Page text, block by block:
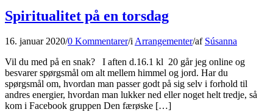
Spiritualitet på en torsdag
16. januar 2020/0 Kommentarer/iArrangementer/af Súsanna
Vil du med på en snak? I aften d.16.1 kl 20 går jeg online og
besvarer spørgsmål om alt mellem himmel og jord. Har du
spørgsmål om, hvordan man passer godt på sig selv i forhold til
andres energier, hvordan man lukker ned eller noget helt tredje, så
kom i Facebook gruppen Den færøske […]